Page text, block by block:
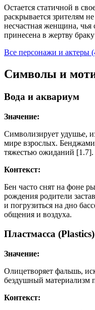
Остается статичной в
раскрывается зрителям
несчастная женщина, чья
принесена в жертву браку
Все персонажи и актеры
Символы и
Вода и аквариум
Значение:
Символизирует удушье,
мире взрослых.
тяжестью ожиданий [1.7].
Контекст:
Бен часто снят на фоне
рождения родители
и погрузиться на дно
общения и воздуха.
Пластмасса (Plastics)
Значение:
Олицетворяет фальшь,
бездушный материализм
Контекст: